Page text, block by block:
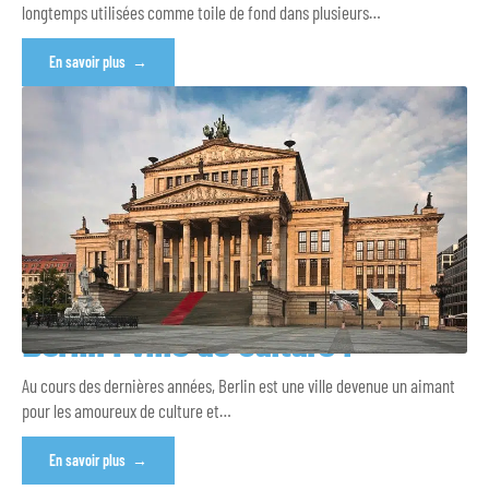
longtemps utilisées comme toile de fond dans plusieurs…
En savoir plus
Berlin : ville de culture !
Au cours des dernières années, Berlin est une ville devenue un aimant
pour les amoureux de culture et…
En savoir plus